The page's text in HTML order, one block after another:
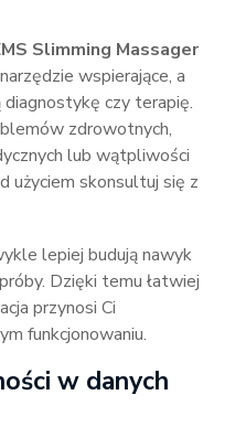
Slimming Massager
wspierające, a
czy terapię.
zdrowotnych,
lub wątpliwości
użyciem skonsultuj się z
lepiej budują nawyk
Dzięki temu łatwiej
przynosi Ci
funkcjonowaniu.
w danych